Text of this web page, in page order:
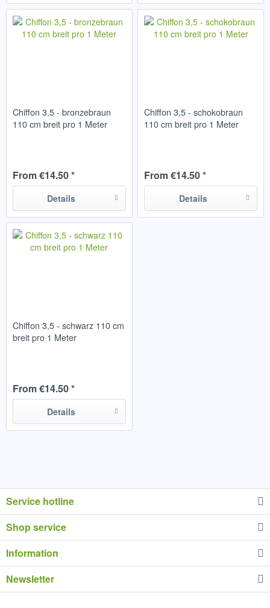
Chiffon 3,5 - bronzebraun
110 cm breit pro 1 Meter
From €14.50 *
Details
Chiffon 3,5 - schokobraun
110 cm breit pro 1 Meter
From €14.50 *
Details
Chiffon 3,5 - schwarz 110 cm
breit pro 1 Meter
From €14.50 *
Details
Service hotline
Shop service
Information
Newsletter